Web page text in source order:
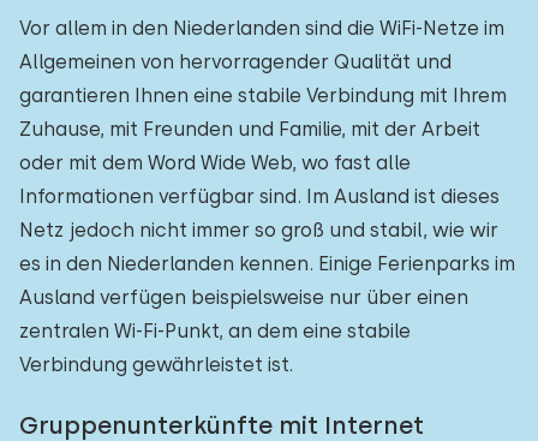
Vor allem in den Niederlanden sind die WiFi-Netze im
Allgemeinen von hervorragender Qualität und
garantieren Ihnen eine stabile Verbindung mit Ihrem
Zuhause, mit Freunden und Familie, mit der Arbeit
oder mit dem Word Wide Web, wo fast alle
Informationen verfügbar sind. Im Ausland ist dieses
Netz jedoch nicht immer so groß und stabil, wie wir
es in den Niederlanden kennen. Einige Ferienparks im
Ausland verfügen beispielsweise nur über einen
zentralen Wi-Fi-Punkt, an dem eine stabile
Verbindung gewährleistet ist.
Gruppenunterkünfte mit Internet